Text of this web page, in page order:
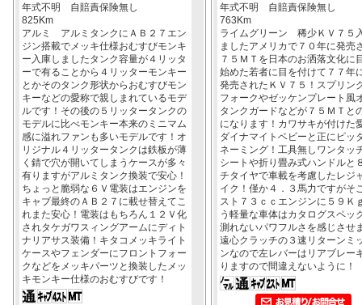
年式不明 自賠責保険無し
825Km
アルミ アルミタンクにＡＢ２７エン
ジン搭載でメッキ仕様おむすびモンキ
ー入庫しましたタンク容量が４リッタ
ーで有ることから４リッターモンキー
とかそのタンク形状からおむすびモン
キーなどの愛称で親しまれているモデ
ルです！その後の５リッタータンクの
モデルに比べモンキー本来のミニマム
感に溢れファンも多いモデルです！オ
リジナル４リッタータンクは鉄板が薄
く錆で穴が開いてしまうケースが多々
有りますがアルミタンク換装で安心！
ちょっと脆弱な６Ｖ電装はエンジンを
キャブ最終のＡＢ２７に載せ替えてこ
れまた安心！電装はもちろん１２Ｖ化
されタケガワスィングアームにディト
ナリアサス装備！キタコメッキライト
ケースやフェンダーにフロントフォー
クなどをメッキパーツと換装したメッ
キモンキー仕様のおむすびです！
年式不明 自賠責保険無し
763Km
ライムグリーン 稀少ＫＶ７５
ましたアメリカで７０年に発売
７５ＭＴを日本のお洒落文化に
始めた若者に目を付けて７７年
発売されたＫＶ７５！スプリン
フォークやゼッケンプレート風
タンクガードなどが７５ＭＴと
になります！カワサキが付けた
ダイナマイトベビーと正にピッ
ネーミング！工具無しワンタッ
シートや折り畳み式ハンドルと
チタイヤで車載を考慮したレジ
イク！僅か４．３馬力ですがそ
スト７３ｃｃエンジンに５９Ｋ
う軽量な車体はカタログスペッ
測れないパワフルさを感じさせ
遠心クラッチの３速リターンミ
ンなので左レバーはリアブレー
りますので間違えないように！